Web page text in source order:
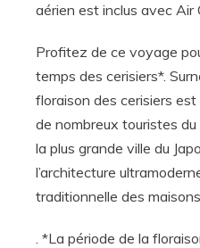
aérien est inclus avec Air
Profitez de ce voyage
temps des cerisiers*.
floraison des cerisiers
de nombreux touristes
la plus grande ville du
l’architecture
traditionnelle des
. *La période de la